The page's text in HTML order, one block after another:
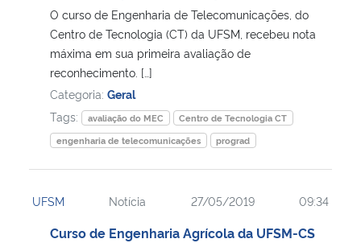
Ministério da Mulher, da Família e dos Direitos Humanos
Secretaria-Geral
Secretaria de Governo
Gabinete de Segurança Institucional
O curso de Engenharia de Telecomunicações, do
Centro de Tecnologia (CT) da UFSM, recebeu nota
máxima em sua primeira avaliação de
reconhecimento. […]
Categoria: Geral
Tags:
avaliação do MEC
Centro de Tecnologia CT
engenharia de telecomunicações
prograd
UFSM Notícia 27/05/2019 09:34
Curso de Engenharia Agrícola da UFSM-CS